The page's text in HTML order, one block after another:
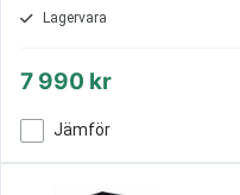
Lagervara
7 990 kr
Jämför